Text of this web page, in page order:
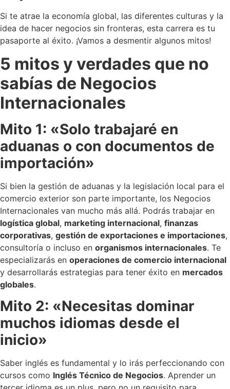
Si te atrae la economía global, las diferentes culturas y la
idea de hacer negocios sin fronteras, esta carrera es tu
pasaporte al éxito. ¡Vamos a desmentir algunos mitos!
5 mitos y verdades que no
sabías de Negocios
Internacionales
Mito 1: «Solo trabajaré en
aduanas o con documentos de
importación»
Si bien la gestión de aduanas y la legislación local para el
comercio exterior son parte importante, los Negocios
Internacionales van mucho más allá. Podrás trabajar en
logística global, marketing internacional, finanzas
corporativas, gestión de exportaciones e importaciones,
consultoría o incluso en organismos internacionales. Te
especializarás en operaciones de comercio internacional
y desarrollarás estrategias para tener éxito en mercados
globales.
Mito 2: «Necesitas dominar
muchos idiomas desde el
inicio»
Saber inglés es fundamental y lo irás perfeccionando con
cursos como Inglés Técnico de Negocios. Aprender un